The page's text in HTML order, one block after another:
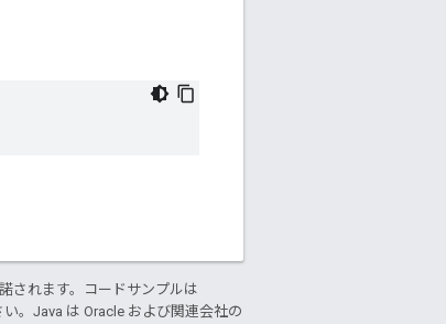
されます。コードサンプルは
い。Java は Oracle および関連会社の